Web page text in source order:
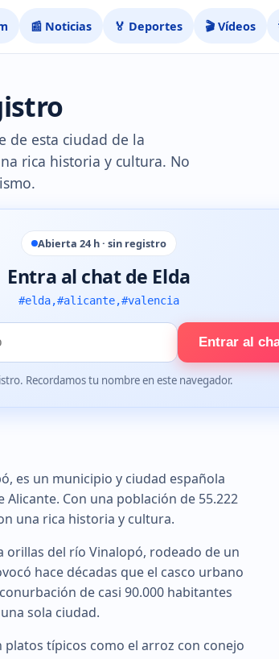
📰 Noticias 🏅 Deportes 🎬 Vídeos
de esta ciudad de la
rica historia y cultura. No
Abierta 24 h · sin registro
Entra al chat de Elda
#elda,#alicante,#valencia
Entrar al
Recordamos tu nombre en este navegador.
es un municipio y ciudad española
Con una población de 55.222
una rica historia y cultura.
orillas del río Vinalopó, rodeado de un
hace décadas que el casco urbano
de casi 90.000 habitantes
sola ciudad.
platos típicos como el arroz con conejo